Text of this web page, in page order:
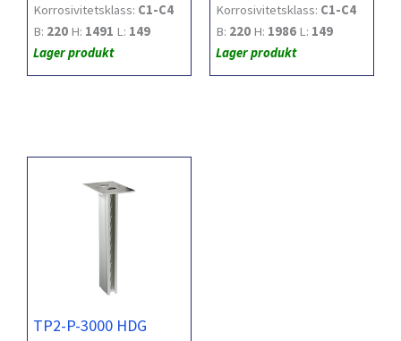
Korrosivitetsklass: C1-C4
B: 220 H: 1491 L: 149
Lager produkt
Korrosivitetsklass: C1-C4
B: 220 H: 1986 L: 149
Lager produkt
TP2-P-3000 HDG